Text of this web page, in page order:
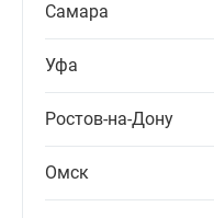
Самара
Уфа
Ростов-на-Дону
Омск